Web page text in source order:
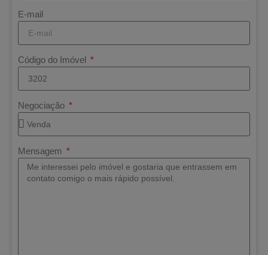
E-mail
Código do Imóvel
Negociação
Mensagem